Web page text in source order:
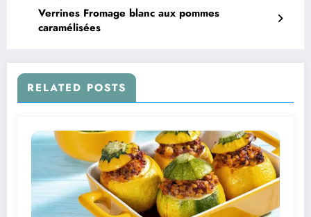
Verrines Fromage blanc aux pommes
caramélisées
RELATED POSTS